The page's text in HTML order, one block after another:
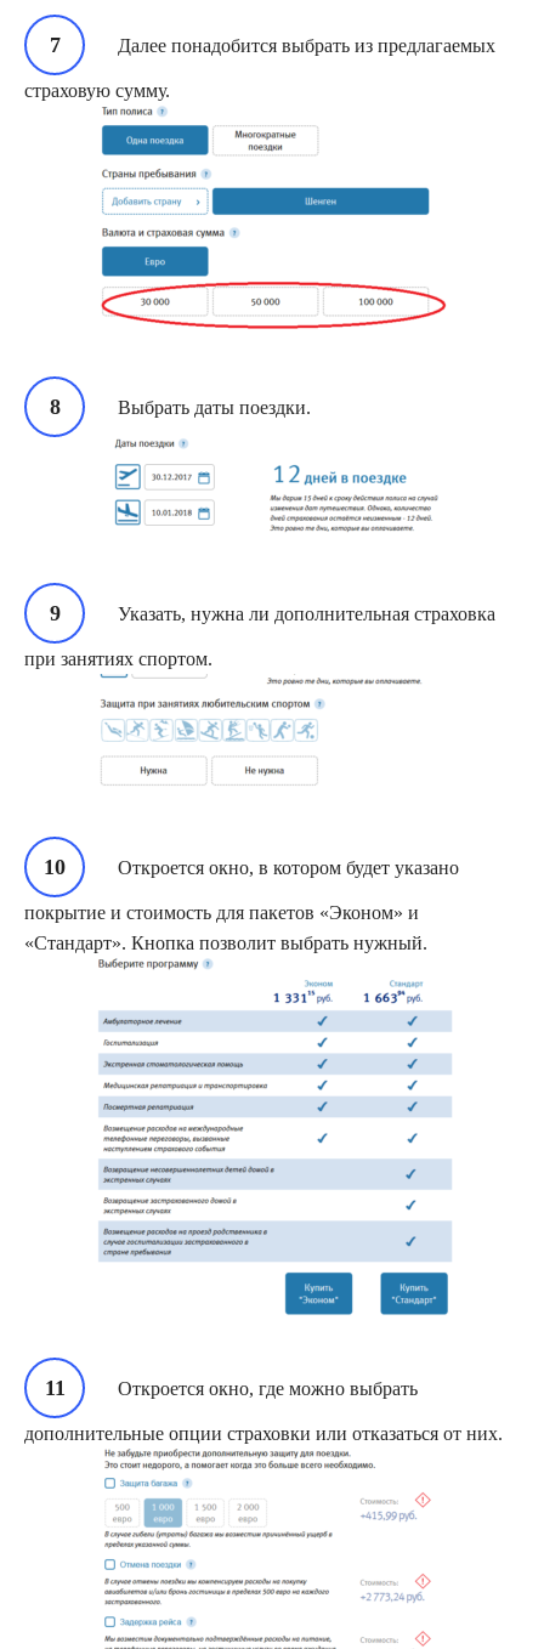
Далее понадобится выбрать из предлагаемых
страховую сумму.
Выбрать даты поездки.
Указать, нужна ли дополнительная страховка
при занятиях спортом.
Откроется окно, в котором будет указано
покрытие и стоимость для пакетов «Эконом» и
«Стандарт». Кнопка позволит выбрать нужный.
Откроется окно, где можно выбрать
дополнительные опции страховки или отказаться от них.